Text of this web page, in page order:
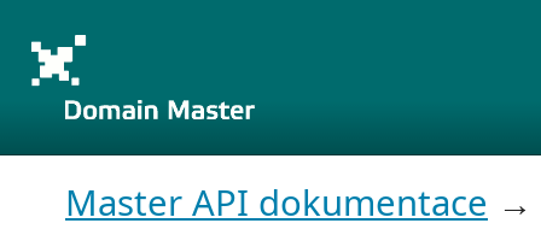
Master API dokumentace →